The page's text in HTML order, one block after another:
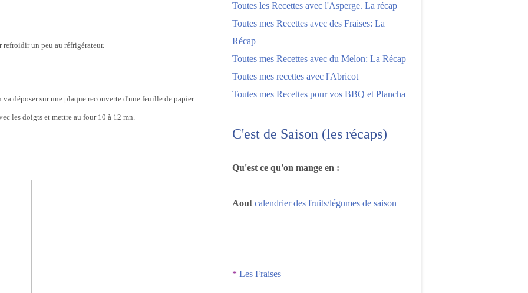
un peu au réfrigérateur.
déposer sur une plaque recouverte d'une feuille de papier
les doigts et mettre au four 10 à 12 mn.
Toutes les Recettes avec l'Asperge. La récap
Toutes mes Recettes avec des Fraises: La
Récap
Toutes mes Recettes avec du Melon: La Récap
Toutes mes recettes avec l'Abricot
Toutes mes Recettes pour vos BBQ et Plancha
C'est de Saison (les récaps)
Qu'est ce qu'on mange en :
Aout calendrier des fruits/légumes de saison
* Les Fraises